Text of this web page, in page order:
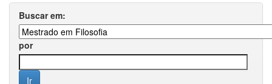
Buscar em:
por